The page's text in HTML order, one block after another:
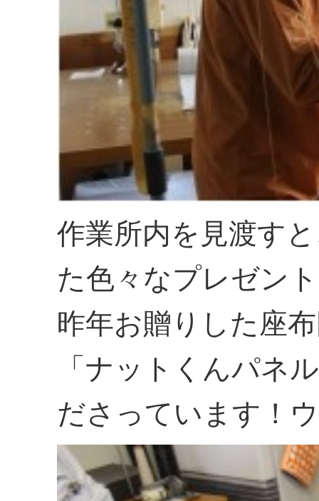
作業所内を見渡す
た色々なプレゼン
昨年お贈りした座
「ナットくんパネ
ださっています！